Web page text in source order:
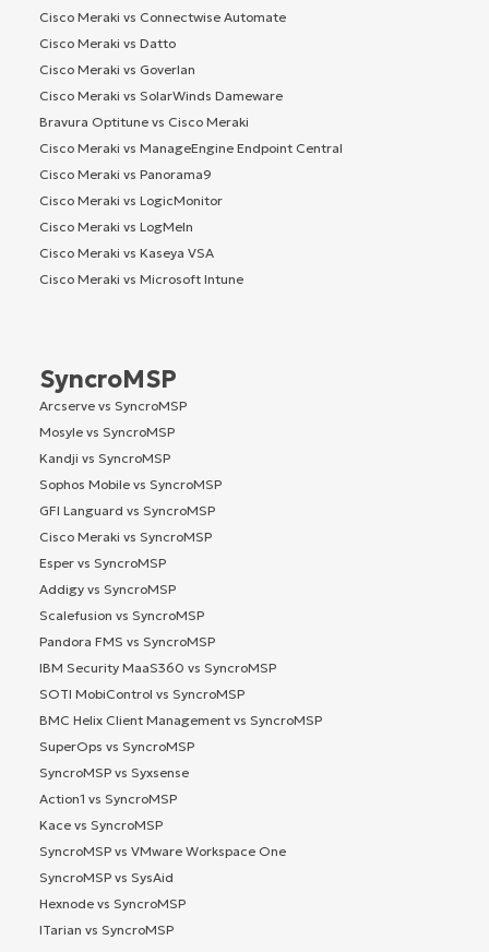
Cisco Meraki vs Connectwise Automate
Cisco Meraki vs Datto
Cisco Meraki vs Goverlan
Cisco Meraki vs SolarWinds Dameware
Bravura Optitune vs Cisco Meraki
Cisco Meraki vs ManageEngine Endpoint Central
Cisco Meraki vs Panorama9
Cisco Meraki vs LogicMonitor
Cisco Meraki vs LogMeIn
Cisco Meraki vs Kaseya VSA
Cisco Meraki vs Microsoft Intune
SyncroMSP
Arcserve vs SyncroMSP
Mosyle vs SyncroMSP
Kandji vs SyncroMSP
Sophos Mobile vs SyncroMSP
GFI Languard vs SyncroMSP
Cisco Meraki vs SyncroMSP
Esper vs SyncroMSP
Addigy vs SyncroMSP
Scalefusion vs SyncroMSP
Pandora FMS vs SyncroMSP
IBM Security MaaS360 vs SyncroMSP
SOTI MobiControl vs SyncroMSP
BMC Helix Client Management vs SyncroMSP
SuperOps vs SyncroMSP
SyncroMSP vs Syxsense
Action1 vs SyncroMSP
Kace vs SyncroMSP
SyncroMSP vs VMware Workspace One
SyncroMSP vs SysAid
Hexnode vs SyncroMSP
ITarian vs SyncroMSP